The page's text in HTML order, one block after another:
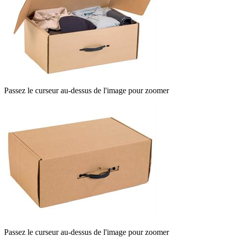
Passez le curseur au-dessus de l'image pour zoomer
Passez le curseur au-dessus de l'image pour zoomer